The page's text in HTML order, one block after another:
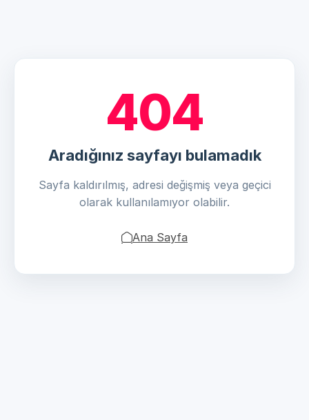
404
Aradığınız sayfayı bulamadık
Sayfa kaldırılmış, adresi değişmiş veya geçici
olarak kullanılamıyor olabilir.
Ana Sayfa